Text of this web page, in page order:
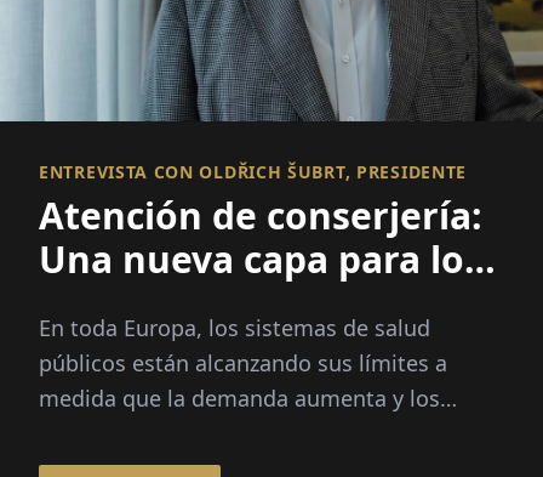
ENTREVISTA CON OLDŘICH ŠUBRT, PRESIDENTE
Atención de conserjería:
Una nueva capa para los
Europa
En toda Europa, los sistemas de salud
públicos están alcanzando sus límites a
medida que la demanda aumenta y los
pacientes esperan un acceso más rápido...